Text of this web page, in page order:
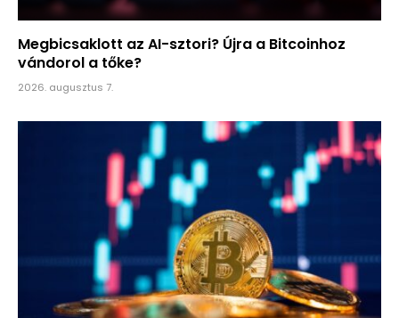
Megbicsaklott az AI-sztori? Újra a Bitcoinhoz
vándorol a tőke?
2026. augusztus 7.